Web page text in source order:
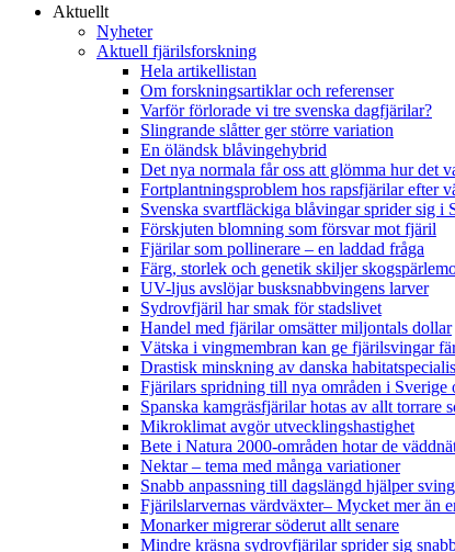
Aktuellt
Nyheter
Aktuell fjärilsforskning
Hela artikellistan
Om forskningsartiklar och referenser
Varför förlorade vi tre svenska dagfjärilar?
Slingrande slåtter ger större variation
En öländsk blåvingehybrid
Det nya normala får oss att glömma hur det
Fortplantningsproblem hos rapsfjärilar efter
Svenska svartfläckiga blåvingar sprider sig i
Förskjuten blomning som försvar mot fjäril
Fjärilar som pollinerare – en laddad fråga
Färg, storlek och genetik skiljer
UV-ljus avslöjar busksnabbvingens larver
Sydrovfjäril har smak för stadslivet
Handel med fjärilar omsätter miljontals dollar
Vätska i vingmembran kan ge fjärilsvingar
Drastisk minskning av danska
Fjärilars spridning till nya områden i Sverige
Spanska kamgräsfjärilar hotas av allt torrare
Mikroklimat avgör utvecklingshastighet
Bete i Natura 2000-områden hotar de
Nektar – tema med många variationer
Snabb anpassning till dagslängd hjälper
Fjärilslarvernas värdväxter– Mycket mer än
Monarker migrerar söderut allt senare
Mindre kräsna sydrovfjärilar sprider sig